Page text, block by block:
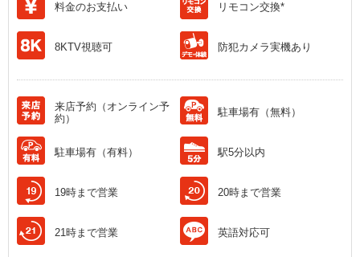
料金のお支払い リモコン交換*
8KTV視聴可 防犯カメラ実機あり
来店予約（オンライン予
約）
駐車場有（無料）
駐車場有（有料） 駅5分以内
19時まで営業 20時まで営業
21時まで営業 英語対応可